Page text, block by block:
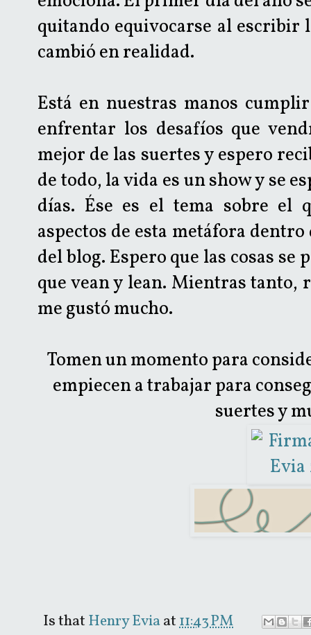
quitando equivocarse al escribir
cambió en realidad.
Está en nuestras manos
enfrentar los desafíos que
mejor de las suertes y espero
de todo, la vida es un show y se
días. Ése es el tema sobre el
aspectos de esta metáfora
del blog. Espero que las cosas
que vean y lean. Mientras tanto,
me gustó mucho.
Tomen un momento para
empiecen a trabajar para
suertes y
Is thatHenry Eviaat11:43 PM